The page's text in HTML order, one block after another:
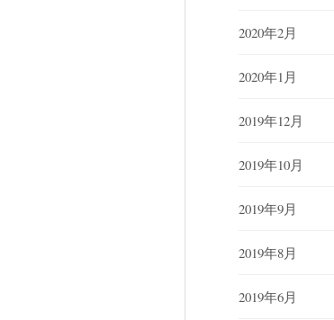
2020年2月
2020年1月
2019年12月
2019年10月
2019年9月
2019年8月
2019年6月